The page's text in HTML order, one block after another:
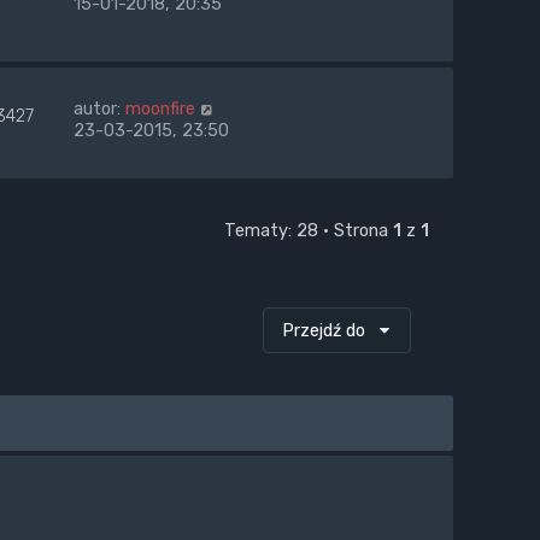
autor: moonfire
23-03-2015, 23:50
Tematy: 28 • Strona 1 z 1
Przejdź do